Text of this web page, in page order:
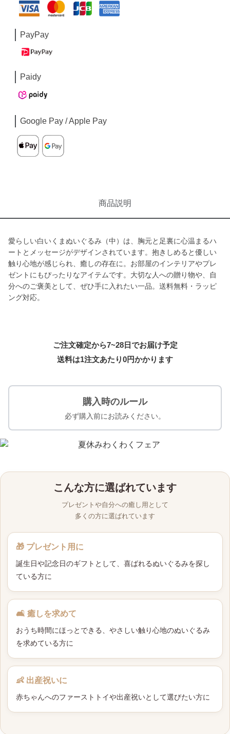
PayPay
Paidy
Google Pay / Apple Pay
商品説明
愛らしい白いくまぬいぐるみ（中）は、胸元と足裏に心温まるハ
ートとメッセージがデザインされています。抱きしめると優しい
触り心地が感じられ、癒しの存在に。お部屋のインテリアやプレ
ゼントにもぴったりなアイテムです。大切な人への贈り物や、自
分へのご褒美として、ぜひ手に入れたい一品。送料無料・ラッピ
ング対応。
ご注文確定から7~28日でお届け予定
送料は1注文あたり0円かかります
購入時のルール
必ず購入前にお読みください。
こんな方に選ばれています
プレゼントや自分への癒し用として
多くの方に選ばれています
🎁 プレゼント用に
誕生日や記念日のギフトとして、喜ばれるぬいぐるみを探し
ている方に
🛋 癒しを求めて
おうち時間にほっとできる、やさしい触り心地のぬいぐるみ
を求めている方に
👶 出産祝いに
赤ちゃんへのファーストトイや出産祝いとして選びたい方に